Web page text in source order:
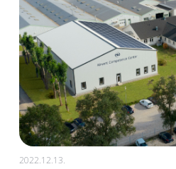
2022.12.13.